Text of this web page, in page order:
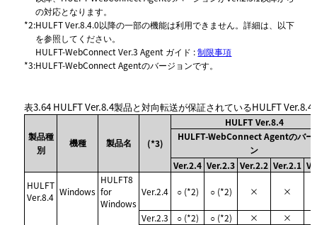
の対応となります。
*2:HULFT Ver.8.4.0以降の一部の機能は利用できません。詳細は、以下
を参照してください。
HULFT-WebConnect Ver.3 Agent ガイド :制限事項
*3:HULFT-WebConnect Agentのバージョンです。
表3.64 HULFT Ver.8.4製品と対向転送が保証されているHULFT Ver.8.4
製品種
別
機種 製品名 (*3)
HULFT Ver.8.4
HULFT-WebConnect Agentのバー
ン
Ver.2.4 Ver.2.3 Ver.2.2 Ver.2.1
HULFT
Ver.8.4 Windows
HULFT8
for
Windows
Ver.2.4 ○ (*2) ○ (*2) × ×
Ver.2.3 ○ (*2) ○ (*2) × ×